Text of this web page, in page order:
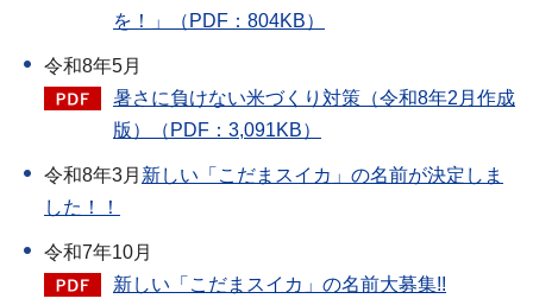
を！」（PDF：804KB）
令和8年5月
暑さに負けない米づくり対策（令和8年2月作成
版）（PDF：3,091KB）
令和8年3月 新しい「こだまスイカ」の名前が決定しま
した！！
令和7年10月
新しい「こだまスイカ」の名前大募集!!